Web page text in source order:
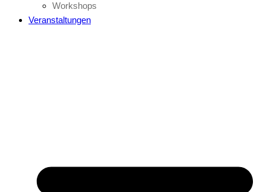
Workshops
Veranstaltungen